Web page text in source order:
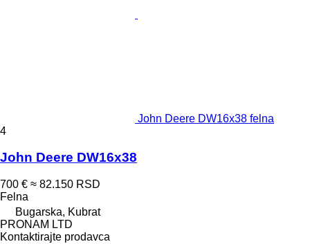
John Deere DW16x38 felna
4
John Deere DW16x38
700 € ≈ 82.150 RSD
Felna
Bugarska, Kubrat
PRONAM LTD
Kontaktirajte prodavca